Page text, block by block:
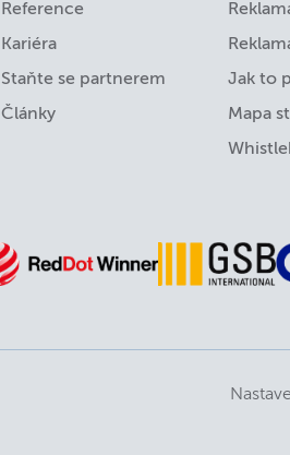
Reference
Kariéra
Staňte se partnerem
Články
Jak to
Mapa